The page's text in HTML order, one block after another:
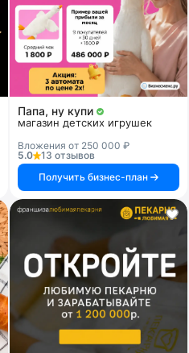
Папа, ну купи
магазин детских игрушек
Вложения от 250 000 ₽
5.0
13 отзывов
Получить бизнес-план